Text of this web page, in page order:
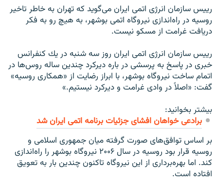
رييس سازمان انرژى اتمى ایران مى‌گويد که تهران به خاطر تاخير
روسیه در راه‌اندازى نيروگاه اتمی بوشهر، به هيچ رو به فكر
دريافت غرامت از مسکو نيست.
رييس سازمان انرژى اتمى ایران روز سه ‌شنبه در يك كنفرانس
خبرى در پاسخ به پرسشى در باره ديركرد چندين ساله روس‌ها در
اتمام ساخت نيروگاه بوشهر، با ابراز رضایت از «همكارى روسيه»
گفت: «اصلاً در وادى غرامت و ديركرد نيستيم.»
بیشتر بخوانید:
برادعی خواهان افشای جزئیات برنامه اتمی ایران شد
بر اساس توافق‌هاى صورت گرفته ميان جمهورى اسلامى و
روسيه قرار بود روسيه در سال ۲۰۰۶ نيروگاه بوشهر را راه‌اندازى
كند. اما بهره‌بردارى از اين نيروگاه تاكنون چندين بار به تعويق
افتاده است.